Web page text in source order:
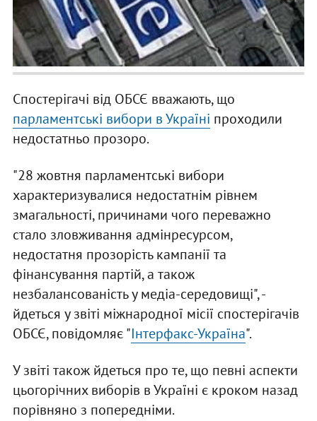
Спостерігачі від ОБСЄ вважають, що
парламентські вибори в Україні проходили
недостатньо прозоро.
"28 жовтня парламентські вибори
характеризувалися недостатнім рівнем
змагальності, причинами чого переважно
стало зловживання адмінресурсом,
недостатня прозорість кампанії та
фінансування партій, а також
незбалансованість у медіа-середовищі", -
йдеться у звіті міжнародної місії спостерігачів
ОБСЄ, повідомляє "Інтерфакс-Україна".
У звіті також йдеться про те, що певні аспекти
цьогорічних виборів в Україні є кроком назад
порівняно з попередніми.